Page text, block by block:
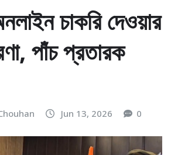
চাকরি দেওয়ার
পাঁচ প্রতারক
Jun 13, 2026 0